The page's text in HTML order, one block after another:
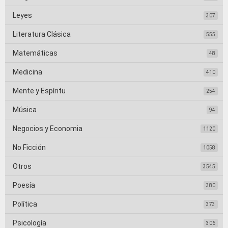
Leyes 307
Literatura Clásica 555
Matemáticas 48
Medicina 410
Mente y Espíritu 254
Música 94
Negocios y Economia 1120
No Ficción 1058
Otros 3545
Poesía 380
Política 373
Psicología 306